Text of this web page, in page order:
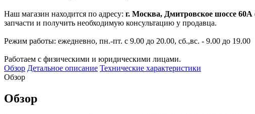
Наш магазин находится по адресу: г. Москва, Дмитровское шоссе 60А
запчасти и получить необходимую консультацию у продавца.
Режим работы: ежедневно, пн.-пт. с 9.00 до 20.00, сб.,вс. - 9.00 до 19.00
Работаем с физическими и юридическими лицами.
Обзор Детальное описание Технические характеристики
Обзор
Обзор